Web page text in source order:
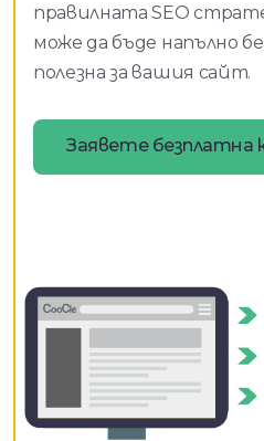
правилната SEO
може да бъде напълно
полезна за вашия сайт.
Заявете безплатна